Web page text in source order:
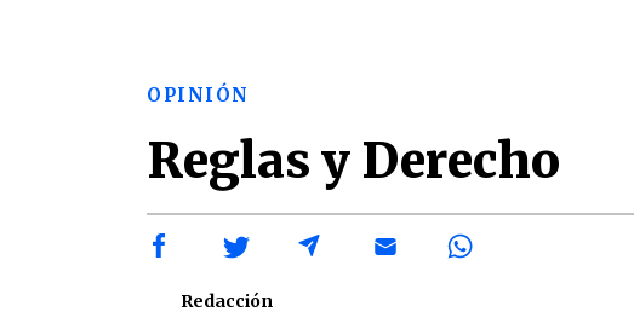
OPINIÓN
Reglas y Derecho
Redacción